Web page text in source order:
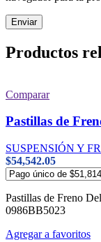
Productos
Comparar
Pastillas de
SUSPENSIÓN Y
$54,542.05
Pastillas de Freno
0986BB5023
Agregar a favoritos